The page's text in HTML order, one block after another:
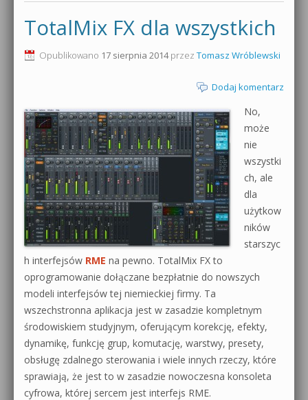
TotalMix FX dla wszystkich
Opublikowano 17 sierpnia 2014przez Tomasz Wróblewski
Dodaj komentarz
No,
może
nie
wszystki
ch, ale
dla
użytkow
ników
starszyc
h interfejsów RME na pewno. TotalMix FX to
oprogramowanie dołączane bezpłatnie do nowszych
modeli interfejsów tej niemieckiej firmy. Ta
wszechstronna aplikacja jest w zasadzie kompletnym
środowiskiem studyjnym, oferującym korekcję, efekty,
dynamikę, funkcję grup, komutację, warstwy, presety,
obsługę zdalnego sterowania i wiele innych rzeczy, które
sprawiają, że jest to w zasadzie nowoczesna konsoleta
cyfrowa, której sercem jest interfejs RME.